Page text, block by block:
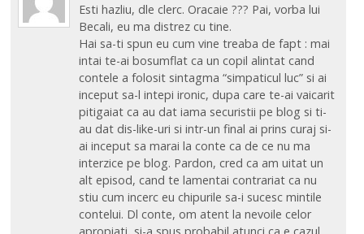
Esti hazliu, dle clerc. Oracaie ??? Pai, vorba lui
Becali, eu ma distrez cu tine.
Hai sa-ti spun eu cum vine treaba de fapt : mai
intai te-ai bosumflat ca un copil alintat cand
contele a folosit sintagma “simpaticul luc” si ai
inceput sa-l intepi ironic, dupa care te-ai vaicarit
pitigaiat ca au dat iama securistii pe blog si ti-
au dat dis-like-uri si intr-un final ai prins curaj si-
ai inceput sa marai la conte ca de ce nu ma
interzice pe blog. Pardon, cred ca am uitat un
alt episod, cand te lamentai contrariat ca nu
stiu cum incerc eu chipurile sa-i sucesc mintile
contelui. Dl conte, om atent la nevoile celor
apropiati, si-a spus probabil atunci ca e cazul